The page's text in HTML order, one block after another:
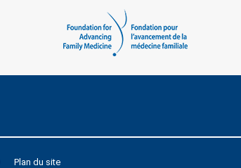
Plan du site